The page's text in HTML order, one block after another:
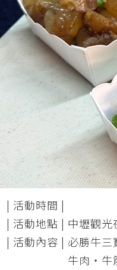
| 活動時間 |
| 活動地點 | 中壢觀光
| 活動內容 | 必勝牛
牛肉・牛